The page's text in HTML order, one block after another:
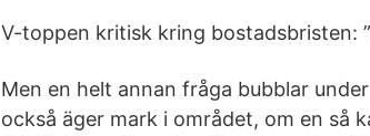
V-toppen kritisk kring bostadsbristen:
Men en helt annan fråga bubblar
också äger mark i området, om en så